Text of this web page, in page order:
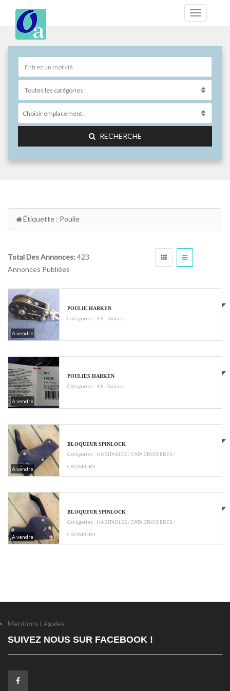
Choisir emplacement
RECHERCHE
Étiquette : Poulie
Total Des Annonces: 423
Annonces Publiées
A vendre
€150
POULIE HARKEN
Catégories : 1.8- Poulies
A vendre
€500
POULIES HARKEN
Catégories : 1.8- Poulies
A vendre
€45
BLOQUEUR SPINLOCK
Catégories : HABITABLES / CATA CROISIERES /
CROISEURS
A vendre
€60
BLOQUEUR SPINLOCK
Catégories : HABITABLES / CATA CROISIERES /
CROISEURS
Mentions Légales
SUIVEZ NOUS SUR FACEBOOK !